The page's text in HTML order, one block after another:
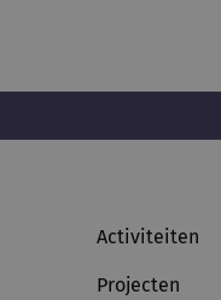
Activiteiten
Projecten